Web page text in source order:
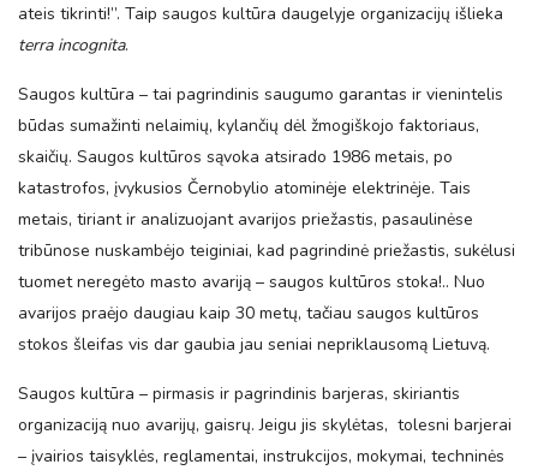
ateis tikrinti!”. Taip saugos kultūra daugelyje organizacijų išlieka
terra incognita.
Saugos kultūra – tai pagrindinis saugumo garantas ir vienintelis
būdas sumažinti nelaimių, kylančių dėl žmogiškojo faktoriaus,
skaičių. Saugos kultūros sąvoka atsirado 1986 metais, po
katastrofos, įvykusios Černobylio atominėje elektrinėje. Tais
metais, tiriant ir analizuojant avarijos priežastis, pasaulinėse
tribūnose nuskambėjo teiginiai, kad pagrindinė priežastis, sukėlusi
tuomet neregėto masto avariją – saugos kultūros stoka!.. Nuo
avarijos praėjo daugiau kaip 30 metų, tačiau saugos kultūros
stokos šleifas vis dar gaubia jau seniai nepriklausomą Lietuvą.
Saugos kultūra – pirmasis ir pagrindinis barjeras, skiriantis
organizaciją nuo avarijų, gaisrų. Jeigu jis skylėtas, tolesni barjerai
– įvairios taisyklės, reglamentai, instrukcijos, mokymai, techninės